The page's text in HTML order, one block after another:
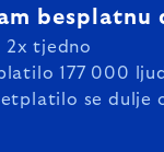
besplatnu
2x tjedno
177 000
se dulje